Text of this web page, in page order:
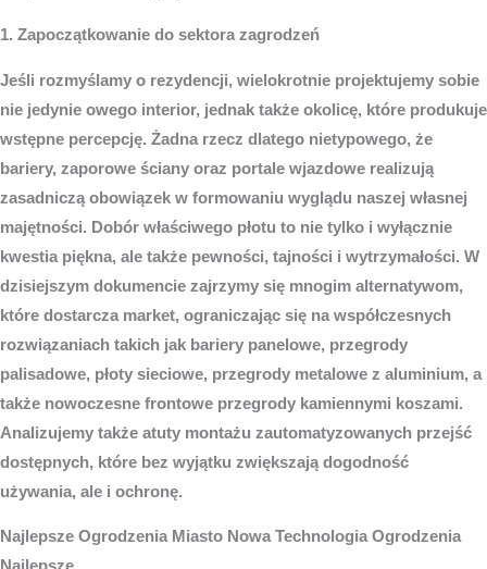
1. Zapoczątkowanie do sektora zagrodzeń
Jeśli rozmyślamy o rezydencji, wielokrotnie projektujemy sobie
nie jedynie owego interior, jednak także okolicę, które produkuje
wstępne percepcję. Żadna rzecz dlatego nietypowego, że
bariery, zaporowe ściany oraz portale wjazdowe realizują
zasadniczą obowiązek w formowaniu wyglądu naszej własnej
majętności. Dobór właściwego płotu to nie tylko i wyłącznie
kwestia piękna, ale także pewności, tajności i wytrzymałości. W
dzisiejszym dokumencie zajrzymy się mnogim alternatywom,
które dostarcza market, ograniczając się na współczesnych
rozwiązaniach takich jak bariery panelowe, przegrody
palisadowe, płoty sieciowe, przegrody metalowe z aluminium, a
także nowoczesne frontowe przegrody kamiennymi koszami.
Analizujemy także atuty montażu zautomatyzowanych przejść
dostępnych, które bez wyjątku zwiększają dogodność
używania, ale i ochronę.
Najlepsze Ogrodzenia Miasto Nowa Technologia Ogrodzenia